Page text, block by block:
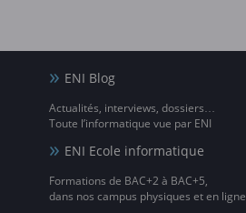
ENI Blog
Actualités, interviews, dossiers…
Toute l’informatique vue par ENI
ENI Ecole informatique
Formations de BAC+2 à BAC+5,
dans nos campus physiques et en ligne